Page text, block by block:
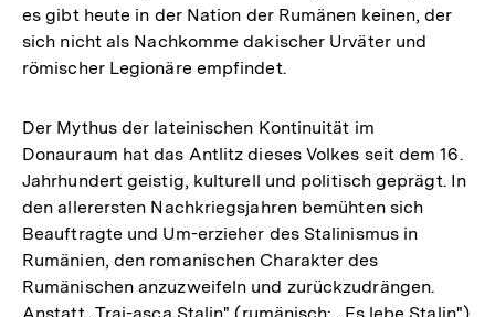
es gibt heute in der Nation der Rumänen keinen, der
sich nicht als Nachkomme dakischer Urväter und
römischer Legionäre empfindet.
Der Mythus der lateinischen Kontinuität im
Donauraum hat das Antlitz dieses Volkes seit dem 16.
Jahrhundert geistig, kulturell und politisch geprägt. In
den allerersten Nachkriegsjahren bemühten sich
Beauftragte und Um-erzieher des Stalinismus in
Rumänien, den romanischen Charakter des
Rumänischen anzuzweifeln und zurückzudrängen.